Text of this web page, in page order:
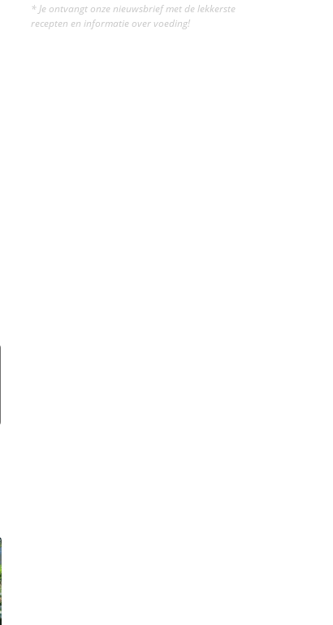
* Je ontvangt onze nieuwsbrief met de lekkerste
recepten en informatie over voeding!